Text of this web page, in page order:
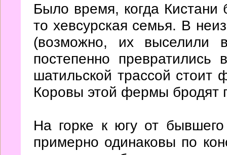
Было время, когда Кистани
то хевсурская семья. В
(возможно, их выселили
постепенно
шатильской трассой
Коровы этой фермы бродят
На горке к югу от
примерно одинаковы по